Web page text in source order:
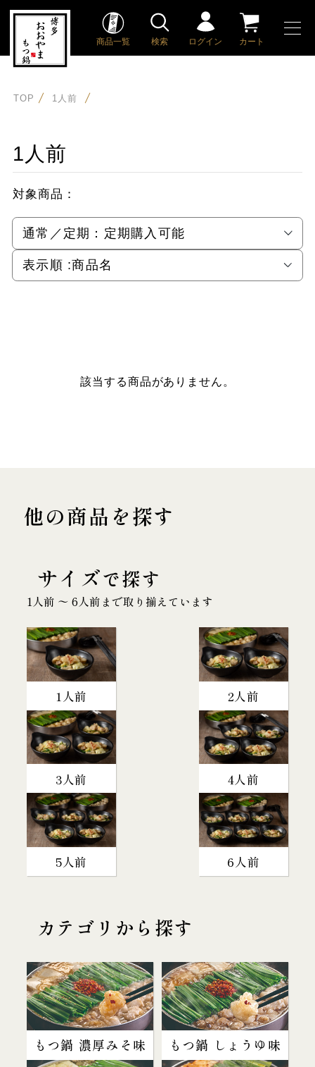
商品一覧 検索 ログイン カート
TOP 1人前
1人前
対象商品：
通常／定期： 定期購入可能
表示順 :商品名
該当する商品がありません。
他の商品を探す
サイズで探す
1人前 〜 6人前まで取り揃えています
1人前 2人前
3人前 4人前
5人前 6人前
カテゴリから探す
もつ鍋 濃厚みそ味 もつ鍋 しょうゆ味